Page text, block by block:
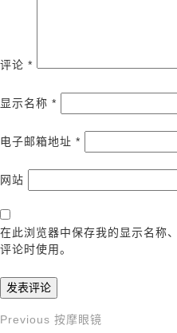
评论 *
显示名称 *
电子邮箱地址 *
网站
在此浏览器中保存我的显示名称
评论时使用。
文
Previous
Previous 按摩眼镜